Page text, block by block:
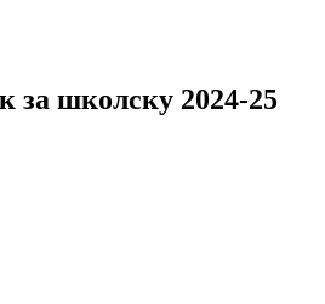
за школску 2024-25